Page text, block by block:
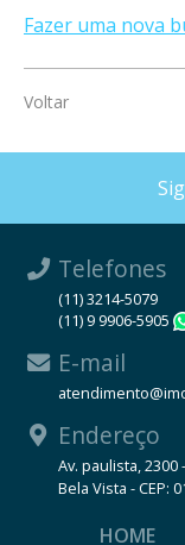
Fazer uma nova
Voltar
Telefones
(11) 3214-5079
(11) 9 9906-5905
E-mail
Endereço
Av. paulista, 2300
Bela Vista - CEP:
HOME